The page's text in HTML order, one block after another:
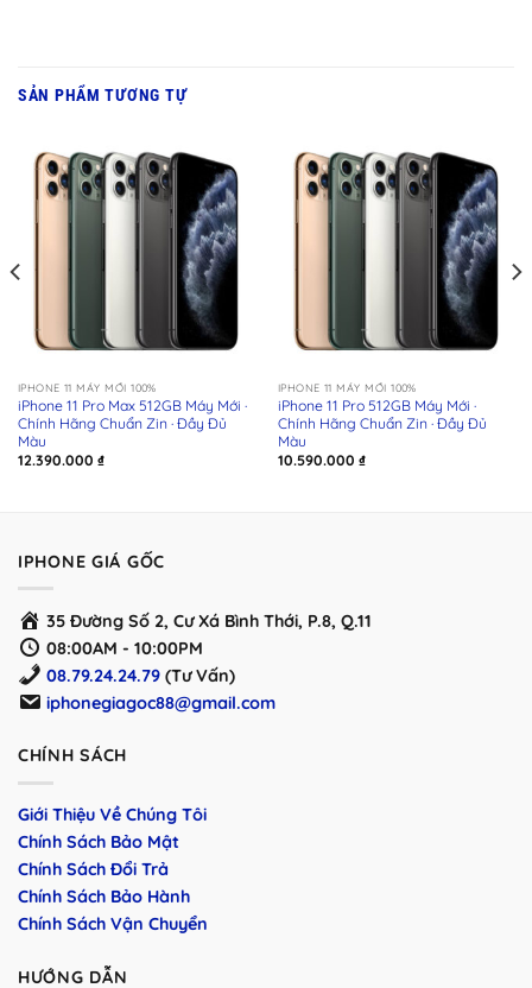
SẢN PHẨM TƯƠNG TỰ
IPHONE 11 MÁY MỚI 100%
iPhone 11 Pro Max 512GB Máy Mới ·
Chính Hãng Chuẩn Zin · Đầy Đủ
Màu
12.390.000 ₫
IPHONE 11 MÁY MỚI 100%
iPhone 11 Pro 512GB Máy Mới ·
Chính Hãng Chuẩn Zin · Đầy Đủ
Màu
10.590.000 ₫
IPHONE GIÁ GỐC
35 Đường Số 2, Cư Xá Bình Thới, P.8, Q.11
08:00AM - 10:00PM
08.79.24.24.79 (Tư Vấn)
iphonegiagoc88@gmail.com
CHÍNH SÁCH
Giới Thiệu Về Chúng Tôi
Chính Sách Bảo Mật
Chính Sách Đổi Trả
Chính Sách Bảo Hành
Chính Sách Vận Chuyển
HƯỚNG DẪN